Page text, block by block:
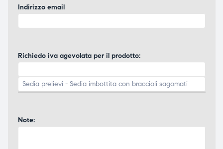
Indirizzo email
Richiedo iva agevolata per il prodotto:
Note: